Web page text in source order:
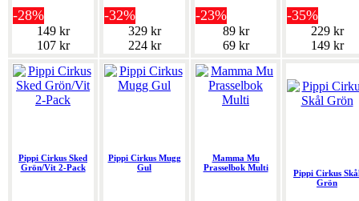
-28%
149 kr
107 kr
-32%
329 kr
224 kr
-23%
89 kr
69 kr
-35%
229 kr
149 kr
Pippi Cirkus Sked
Grön/Vit 2-Pack
Pippi Cirkus Mugg
Gul
Mamma Mu
Prasselbok Multi
Pippi Cirkus
Grön